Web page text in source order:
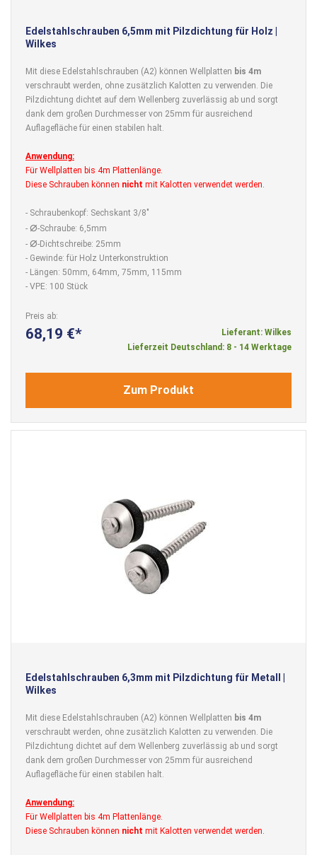
Edelstahlschrauben 6,5mm mit Pilzdichtung für Holz |
Wilkes
Mit diese Edelstahlschrauben (A2) können Wellplatten bis 4m
verschraubt werden, ohne zusätzlich Kalotten zu verwenden. Die
Pilzdichtung dichtet auf dem Wellenberg zuverlässig ab und sorgt
dank dem großen Durchmesser von 25mm für ausreichend
Auflagefläche für einen stabilen halt.
Anwendung:
Für Wellplatten bis 4m Plattenlänge.
Diese Schrauben können nicht mit Kalotten verwendet werden.
- Schraubenkopf: Sechskant 3/8"
- ⌀-Schraube: 6,5mm
- ⌀-Dichtschreibe: 25mm
- Gewinde: für Holz Unterkonstruktion
- Längen: 50mm, 64mm, 75mm, 115mm
- VPE: 100 Stück
Preis ab
68,19 €
Lieferant: Wilkes
Lieferzeit Deutschland: 8 - 14 Werktage
Zum Produkt
Edelstahlschrauben 6,3mm mit Pilzdichtung für Metall |
Wilkes
Mit diese Edelstahlschrauben (A2) können Wellplatten bis 4m
verschraubt werden, ohne zusätzlich Kalotten zu verwenden. Die
Pilzdichtung dichtet auf dem Wellenberg zuverlässig ab und sorgt
dank dem großen Durchmesser von 25mm für ausreichend
Auflagefläche für einen stabilen halt.
Anwendung:
Für Wellplatten bis 4m Plattenlänge.
Diese Schrauben können nicht mit Kalotten verwendet werden.